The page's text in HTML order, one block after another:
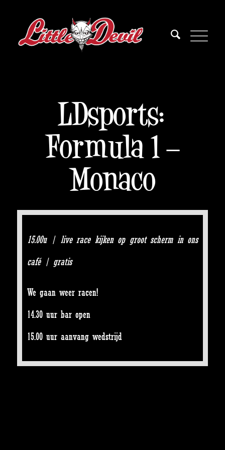
LDsports:
Formula 1 –
Monaco
15.00u | live race kijken op groot scherm in ons
café | gratis
We gaan weer racen!
14.30 uur bar open
15.00 uur aanvang wedstrijd